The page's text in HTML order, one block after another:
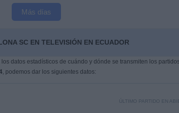
Más días
SC EN TELEVISIÓN EN ECUADOR
datos estadísticos de cuándo y dónde se transmiten los
, podemos dar los siguientes datos:
ÚLTIMO PARTIDO EN